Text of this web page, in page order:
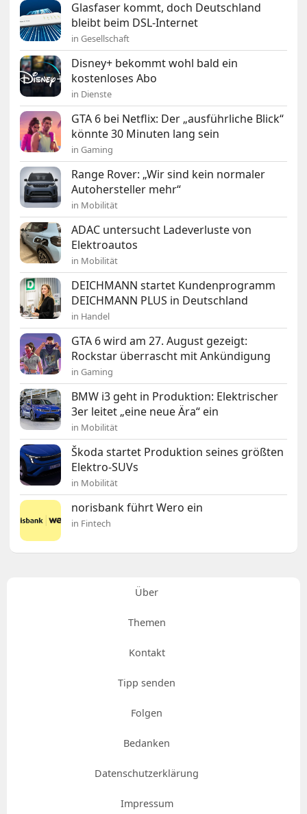
Glasfaser kommt, doch Deutschland
bleibt beim DSL-Internet
in Gesellschaft
Disney+ bekommt wohl bald ein
kostenloses Abo
in Dienste
GTA 6 bei Netflix: Der „ausführliche Blick“
könnte 30 Minuten lang sein
in Gaming
Range Rover: „Wir sind kein normaler
Autohersteller mehr“
in Mobilität
ADAC untersucht Ladeverluste von
Elektroautos
in Mobilität
DEICHMANN startet Kundenprogramm
DEICHMANN PLUS in Deutschland
in Handel
GTA 6 wird am 27. August gezeigt:
Rockstar überrascht mit Ankündigung
in Gaming
BMW i3 geht in Produktion: Elektrischer
3er leitet „eine neue Ära“ ein
in Mobilität
Škoda startet Produktion seines größten
Elektro-SUVs
in Mobilität
norisbank führt Wero ein
in Fintech
Über
Themen
Kontakt
Tipp senden
Folgen
Bedanken
Datenschutzerklärung
Impressum